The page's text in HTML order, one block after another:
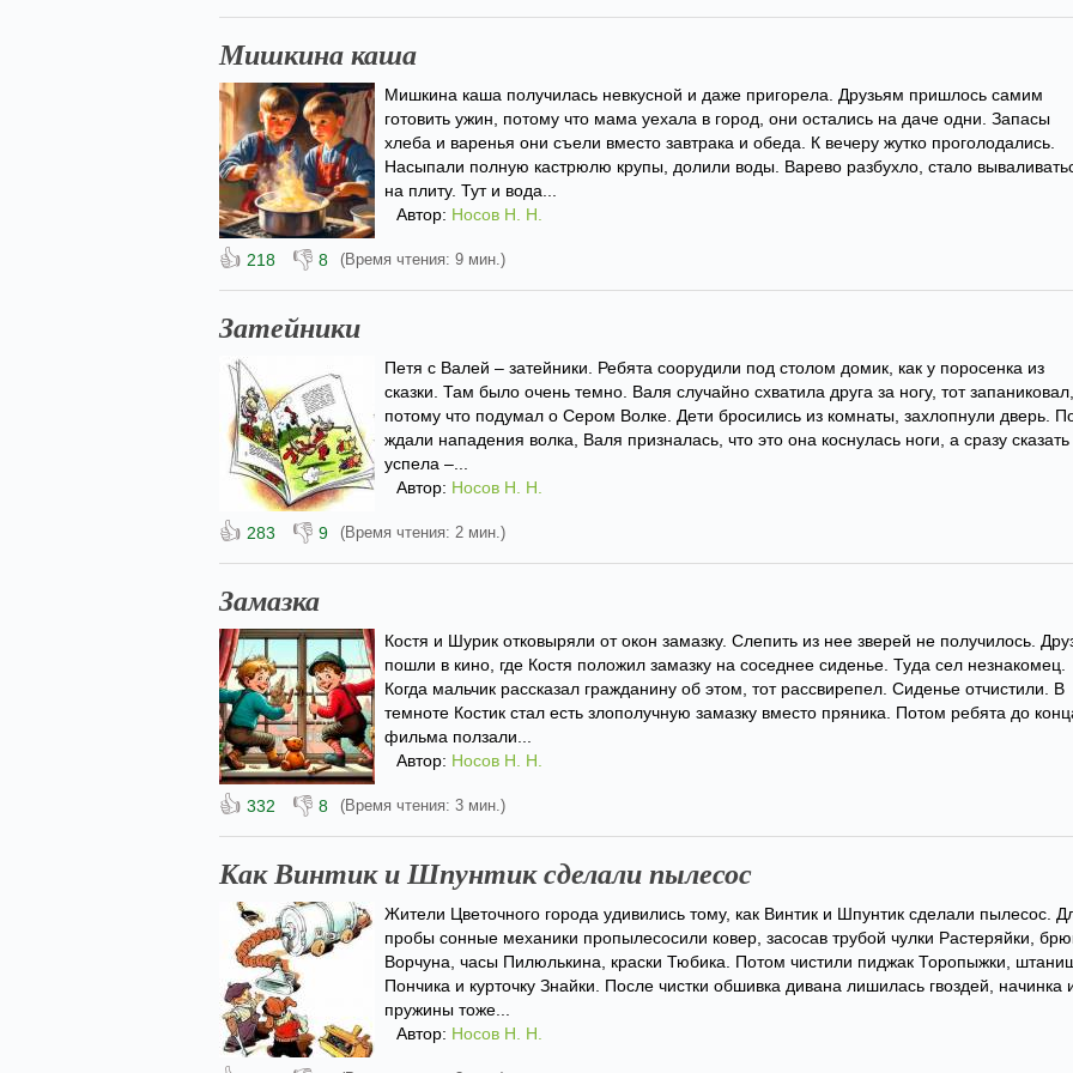
Мишкина каша
Мишкина каша получилась невкусной и даже пригорела. Друзьям пришлось самим
готовить ужин, потому что мама уехала в город, они остались на даче одни. Запасы
хлеба и варенья они съели вместо завтрака и обеда. К вечеру жутко проголодались.
Насыпали полную кастрюлю крупы, долили воды. Варево разбухло, стало
на плиту. Тут и вода...
Автор: Носов Н. Н.
👍 218 👎 8 (Время чтения: 9 мин.)
Затейники
Петя с Валей – затейники. Ребята соорудили под столом домик, как у поросенка из
сказки. Там было очень темно. Валя случайно схватила друга за ногу, тот запаниковал,
потому что подумал о Сером Волке. Дети бросились из комнаты, захлопнули дверь.
ждали нападения волка, Валя призналась, что это она коснулась ноги, а сразу
успела –...
Автор: Носов Н. Н.
👍 283 👎 9 (Время чтения: 2 мин.)
Замазка
Костя и Шурик отковыряли от окон замазку. Слепить из нее зверей не получилось.
пошли в кино, где Костя положил замазку на соседнее сиденье. Туда сел незнакомец.
Когда мальчик рассказал гражданину об этом, тот рассвирепел. Сиденье отчистили. В
темноте Костик стал есть злополучную замазку вместо пряника. Потом ребята до
фильма ползали...
Автор: Носов Н. Н.
👍 332 👎 8 (Время чтения: 3 мин.)
Как Винтик и Шпунтик сделали пылесос
Жители Цветочного города удивились тому, как Винтик и Шпунтик сделали пылесос.
пробы сонные механики пропылесосили ковер, засосав трубой чулки Растеряйки,
Ворчуна, часы Пилюлькина, краски Тюбика. Потом чистили пиджак Торопыжки,
Пончика и курточку Знайки. После чистки обшивка дивана лишилась гвоздей, начинка
пружины тоже...
Автор: Носов Н. Н.